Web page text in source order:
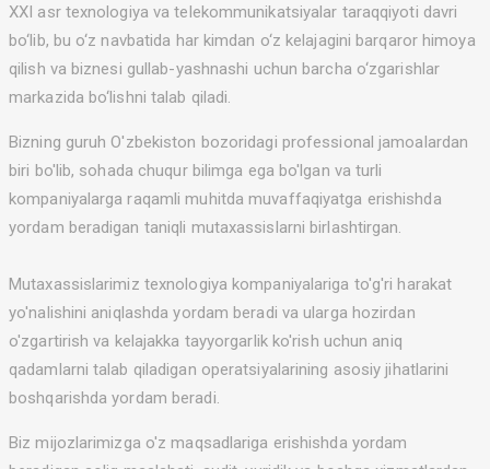
XXI asr texnologiya va telekommunikatsiyalar taraqqiyoti davri
bo‘lib, bu o‘z navbatida har kimdan o‘z kelajagini barqaror himoya
qilish va biznesi gullab-yashnashi uchun barcha o‘zgarishlar
markazida bo‘lishni talab qiladi.
Bizning guruh O'zbekiston bozoridagi professional jamoalardan
biri bo'lib, sohada chuqur bilimga ega bo'lgan va turli
kompaniyalarga raqamli muhitda muvaffaqiyatga erishishda
yordam beradigan taniqli mutaxassislarni birlashtirgan.
Mutaxassislarimiz texnologiya kompaniyalariga to'g'ri harakat
yo'nalishini aniqlashda yordam beradi va ularga hozirdan
o'zgartirish va kelajakka tayyorgarlik ko'rish uchun aniq
qadamlarni talab qiladigan operatsiyalarining asosiy jihatlarini
boshqarishda yordam beradi.
Biz mijozlarimizga o'z maqsadlariga erishishda yordam